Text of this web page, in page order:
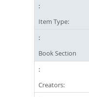
Item Type:
Book Section
Creators: